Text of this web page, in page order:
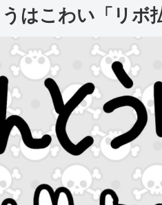
はこわい「リボ